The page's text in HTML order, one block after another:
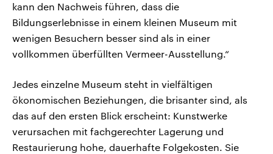
kann den Nachweis führen, dass die
Bildungserlebnisse in einem kleinen Museum mit
wenigen Besuchern besser sind als in einer
vollkommen überfüllten Vermeer-Ausstellung.“
Jedes einzelne Museum steht in vielfältigen
ökonomischen Beziehungen, die brisanter sind, als
das auf den ersten Blick erscheint: Kunstwerke
verursachen mit fachgerechter Lagerung und
Restaurierung hohe, dauerhafte Folgekosten. Sie